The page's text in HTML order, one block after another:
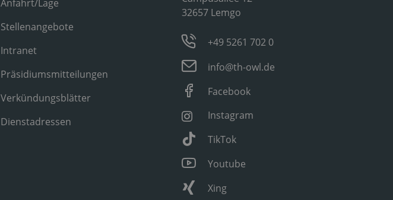
Anfahrt/Lage
Stellenangebote
Intranet
Präsidiumsmitteilungen
Verkündungsblätter
Dienstadressen
32657 Lemgo
+49 5261 702 0
info@th-owl.de
Facebook
Instagram
TikTok
Youtube
Xing